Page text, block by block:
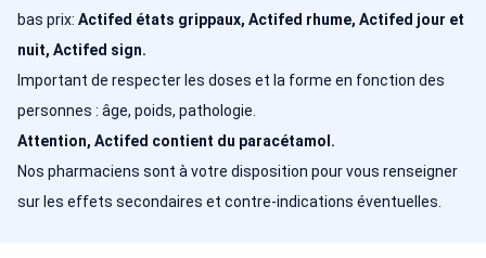
bas prix: Actifed états grippaux, Actifed rhume, Actifed jour et
nuit, Actifed sign.
Important de respecter les doses et la forme en fonction des
personnes : âge, poids, pathologie.
Attention, Actifed contient du paracétamol.
Nos pharmaciens sont à votre disposition pour vous renseigner
sur les effets secondaires et contre-indications éventuelles.